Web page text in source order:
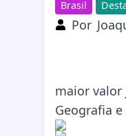
Brasil
Por
maior valor
Geografia